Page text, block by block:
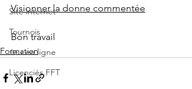
Site internet
Tournois
Jeu en ligne
Licenciés FFT
Visionner la donne commentée
Bon travail
Formation